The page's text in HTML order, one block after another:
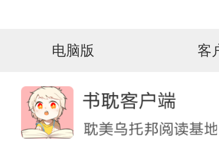
电脑版 客